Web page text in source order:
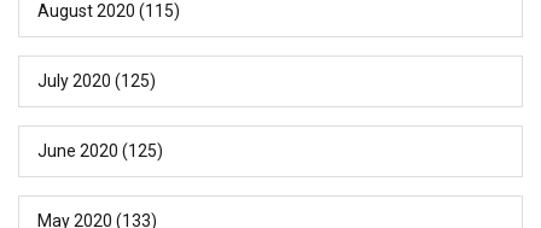
August 2020 (115)
July 2020 (125)
June 2020 (125)
May 2020 (133)